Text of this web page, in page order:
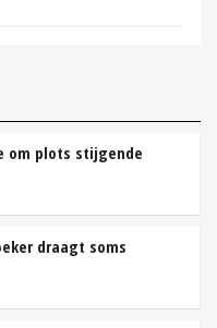
om plots stijgende
draagt soms